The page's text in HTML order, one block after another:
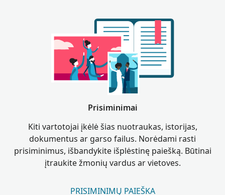
Prisiminimai
Kiti vartotojai įkėlė šias nuotraukas, istorijas,
dokumentus ar garso failus. Norėdami rasti
prisiminimus, išbandykite išplėstinę paiešką. Būtinai
įtraukite žmonių vardus ar vietoves.
PRISIMINIMŲ PAIEŠKA